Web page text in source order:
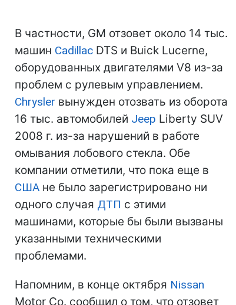
В частности, GM отзовет около 14 тыс.
машин Cadillac DTS и Buick Lucerne,
оборудованных двигателями V8 из-за
проблем с рулевым управлением.
Chrysler вынужден отозвать из оборота
16 тыс. автомобилей Jeep Liberty SUV
2008 г. из-за нарушений в работе
омывания лобового стекла. Обе
компании отметили, что пока еще в
США не было зарегистрировано ни
одного случая ДТП с этими
машинами, которые бы были вызваны
указанными техническими
проблемами.
Напомним, в конце октября Nissan
Motor Co. сообщил о том, что отзовет